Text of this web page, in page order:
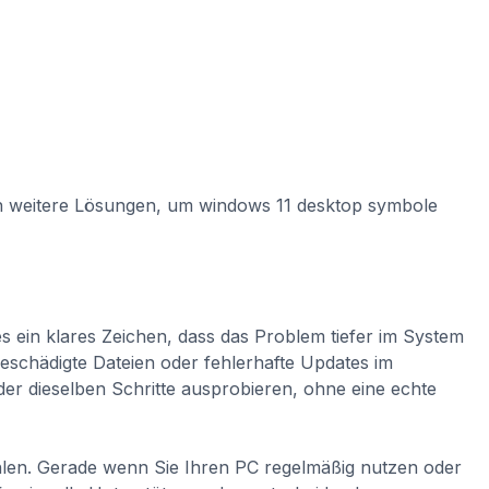
Lösungen, um windows 11 desktop symbole
klares Zeichen, dass das Problem tiefer im System
Dateien oder fehlerhafte Updates im
dieselben Schritte ausprobieren, ohne eine echte
Gerade wenn Sie Ihren PC regelmäßig nutzen oder